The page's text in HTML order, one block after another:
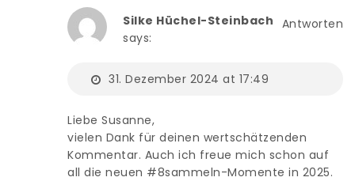
Antworten
Silke Hüchel-Steinbach
says:
31. Dezember 2024 at 17:49
Liebe Susanne,
vielen Dank für deinen wertschätzenden
Kommentar. Auch ich freue mich schon auf
all die neuen #8sammeln-Momente in 2025.